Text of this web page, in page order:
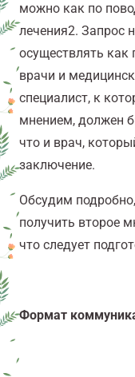
можно как по
лечения2. Запрос
осуществлять как
врачи и
специалист, к
мнением, должен
что и врач,
заключение.
Обсудим
получить второе
что следует
Формат